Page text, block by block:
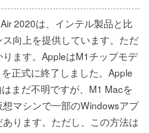
2020は、インテル製品と比
向上を提供しています。ただ
ます。AppleはM1チップモデ
正式に終了しました。Apple
まだ不明ですが、M1 Macを
マシンで一部のWindowsアプ
ります。ただし、この方法は